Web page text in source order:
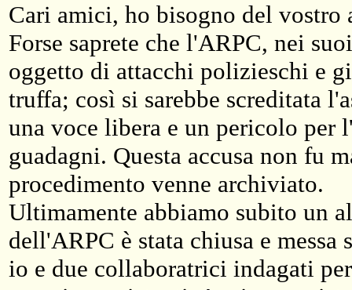
Cari amici, ho bisogno del vostro
Forse saprete che l'ARPC, nei
oggetto di attacchi polizieschi e
truffa; così si sarebbe screditata
una voce libera e un pericolo
guadagni. Questa accusa non fu
procedimento venne archiviato.
Ultimamente abbiamo subito un
dell'ARPC è stata chiusa e
io e due collaboratrici indagati